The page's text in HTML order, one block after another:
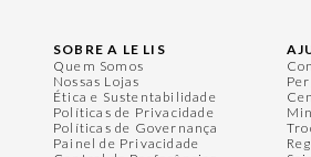
SOBRE A LE LIS
Quem Somos
Nossas Lojas
Ética e Sustentabilidade
Políticas de Privacidade
Políticas de Governança
Painel de Privacidade